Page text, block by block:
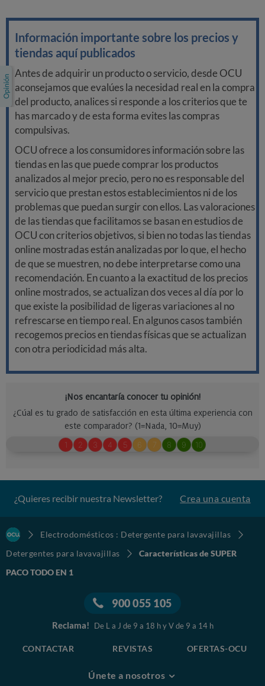
Información importante sobre los precios y
tiendas aquí publicados
Antes de adquirir un producto o servicio, desde OCU
aconsejamos que evalúes la necesidad real en la compra
del producto, analices si responde a los criterios que te
has marcado y de esta forma evites las compras
compulsivas.
OCU ofrece a los consumidores información sobre las
tiendas en las que puede comprar los productos
analizados al mejor precio, pero no es responsable del
servicio que prestan estos establecimientos ni de los
problemas que puedan surgir con ellos. Las valoraciones
de las tiendas que facilitamos se basan en estudios de
OCU con criterios objetivos, si bien no todas las tiendas
online mostradas están analizadas por lo que, el hecho
de que se muestren, no debe interpretarse como una
recomendación. En cuanto a la exactitud de los precios
online mostrados, se actualizan dos veces al día por lo
que existe la posibilidad de ligeras variaciones al no
refrescarse en tiempo real. En algunos casos también
recogemos precios en tiendas físicas que se actualizan
con otra periodicidad más alta.
¿Quieres recibir nuestra Newsletter? Crea una cuenta
Electrodomésticos : Detergente para lavavajillas
Detergentes para lavavajillas
Características de SUPER
PACO TODO EN 1
900 055 105
Reclama! De L a J de 9 a 18 h y V de 9 a 14 h
CONTACTAR REVISTAS OFERTAS-OCU
Únete a nosotros